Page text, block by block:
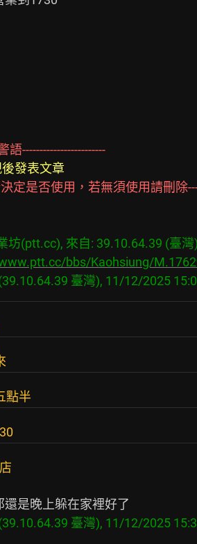
語------------------------
發表文章
定是否使用，若無須使用請刪除
坊(ptt.cc), 來自: 39.10.64.39 (臺灣)
bbs/Kaohsiung/
點半